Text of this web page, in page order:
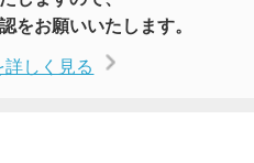
をお願いいたします。
しく見る